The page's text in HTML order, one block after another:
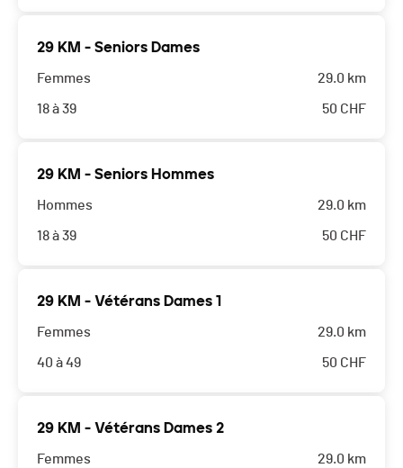
29 KM - Seniors Dames
Femmes
18 à 39
29.0 km
50 CHF
29 KM - Seniors Hommes
Hommes
18 à 39
29.0 km
50 CHF
29 KM - Vétérans Dames 1
Femmes
40 à 49
29.0 km
50 CHF
29 KM - Vétérans Dames 2
Femmes 29.0 km